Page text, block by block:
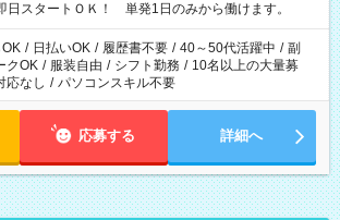
日スタートＯＫ！ 単発1日のみから働けます。
/ 日払いOK / 履歴書不要 / 40～50代活躍中 / 副
クOK / 服装自由 / シフト勤務 / 10名以上の大量募
応なし / パソコンスキル不要
応募する 詳細へ